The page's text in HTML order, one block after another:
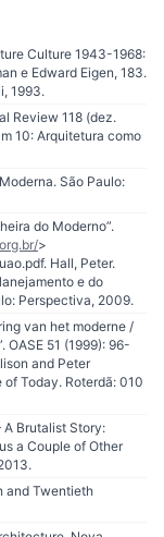
Culture 1943-1968:
e Edward Eigen, 183.
1993.
Review 118 (dez.
10: Arquitetura como
São Paulo:
do Moderno”.
>
Hall, Peter.
e do
Perspectiva, 2009.
van het moderne /
OASE 51 (1999): 96-
and Peter
Today. Roterdã: 010
A Brutalist Story:
a Couple of Other
and Twentieth